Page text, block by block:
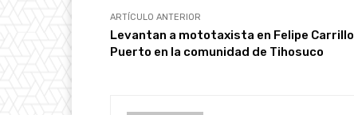
ARTÍCULO ANTERIOR
Levantan a mototaxista en Felipe Carrillo
Puerto en la comunidad de Tihosuco